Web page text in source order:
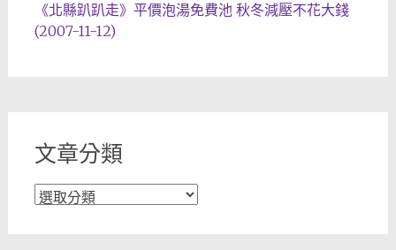
《北縣趴趴走》平價泡湯免費池 秋冬減壓不花大錢
(2007-11-12)
文章分類
文